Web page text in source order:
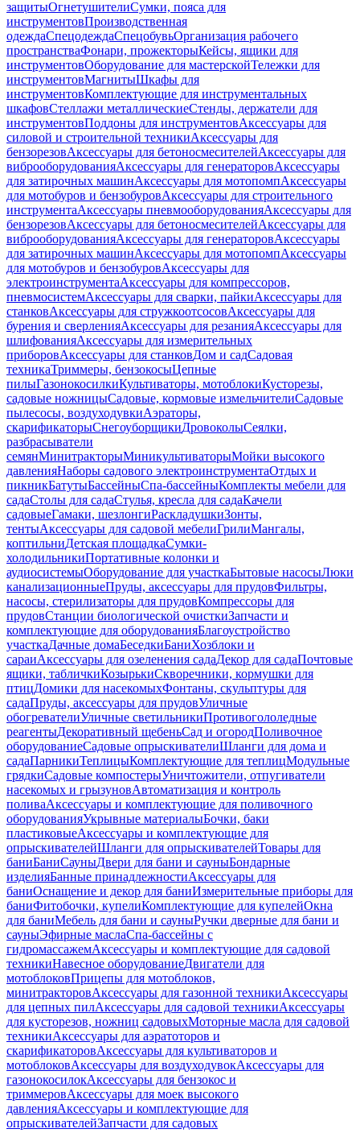
защитыОгнетушителиСумки, пояса для
инструментовПроизводственная
одеждаСпецодеждаСпецобувьОрганизация рабочего
пространстваФонари, прожекторыКейсы, ящики для
инструментовОборудование для мастерскойТележки для
инструментовМагнитыШкафы для
инструментовКомплектующие для инструментальных
шкафовСтеллажи металлическиеСтенды, держатели для
инструментовПоддоны для инструментовАксессуары для
силовой и строительной техникиАксессуары для
бензорезовАксессуары для бетоносмесителейАксессуары для
виброоборудованияАксессуары для генераторовАксессуары
для затирочных машинАксессуары для мотопомпАксессуары
для мотобуров и бензобуровАксессуары для строительного
инструментаАксессуары пневмооборудованияАксессуары для
бензорезовАксессуары для бетоносмесителейАксессуары для
виброоборудованияАксессуары для генераторовАксессуары
для затирочных машинАксессуары для мотопомпАксессуары
для мотобуров и бензобуровАксессуары для
электроинструментаАксессуары для компрессоров,
пневмосистемАксессуары для сварки, пайкиАксессуары для
станковАксессуары для стружкоотсосовАксессуары для
бурения и сверленияАксессуары для резанияАксессуары для
шлифованияАксессуары для измерительных
приборовАксессуары для станковДом и садСадовая
техникаТриммеры, бензокосыЦепные
пилыГазонокосилкиКультиваторы, мотоблокиКусторезы,
садовые ножницыСадовые, кормовые измельчителиСадовые
пылесосы, воздуходувкиАэраторы,
скарификаторыСнегоуборщикиДровоколыСеялки,
разбрасыватели
семянМинитракторыМиникультиваторыМойки высокого
давленияНаборы садового электроинструментаОтдых и
пикникБатутыБассейныСпа-бассейныКомплекты мебели для
садаСтолы для садаСтулья, кресла для садаКачели
садовыеГамаки, шезлонгиРаскладушкиЗонты,
тентыАксессуары для садовой мебелиГрилиМангалы,
коптильниДетская площадкаСумки-
холодильникиПортативные колонки и
аудиосистемыОборудование для участкаБытовые насосыЛюки
канализационныеПруды, аксессуары для прудовФильтры,
насосы, стерилизаторы для прудовКомпрессоры для
прудовСтанции биологической очисткиЗапчасти и
комплектующие для оборудованияБлагоустройство
участкаДачные домаБеседкиБаниХозблоки и
сараиАксессуары для озеленения садаДекор для садаПочтовые
ящики, табличкиКозырькиСкворечники, кормушки для
птицДомики для насекомыхФонтаны, скульптуры для
садаПруды, аксессуары для прудовУличные
обогревателиУличные светильникиПротивогололедные
реагентыДекоративный щебеньСад и огородПоливочное
оборудованиеСадовые опрыскивателиШланги для дома и
садаПарникиТеплицыКомплектующие для теплицМодульные
грядкиСадовые компостерыУничтожители, отпугиватели
насекомых и грызуновАвтоматизация и контроль
поливаАксессуары и комплектующие для поливочного
оборудованияУкрывные материалыБочки, баки
пластиковыеАксессуары и комплектующие для
опрыскивателейШланги для опрыскивателейТовары для
баниБаниСауныДвери для бани и сауныБондарные
изделияБанные принадлежностиАксессуары для
баниОснащение и декор для баниИзмерительные приборы для
баниФитобочки, купелиКомплектующие для купелейОкна
для баниМебель для бани и сауныРучки дверные для бани и
сауныЭфирные маслаСпа-бассейны с
гидромассажемАксессуары и комплектующие для садовой
техникиНавесное оборудованиеДвигатели для
мотоблоковПрицепы для мотоблоков,
минитракторовАксессуары для газонной техникиАксессуары
для цепных пилАксессуары для садовой техникиАксессуары
для кусторезов, ножниц садовыхМоторные масла для садовой
техникиАксессуары для аэратоторов и
скарификаторовАксессуары для культиваторов и
мотоблоковАксессуары для воздуходувокАксессуары для
газонокосилокАксессуары для бензокос и
триммеровАксессуары для моек высокого
давленияАксессуары и комплектующие для
опрыскивателейЗапчасти для садовых